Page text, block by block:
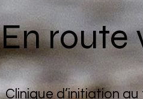
En route
Clinique d’initiation